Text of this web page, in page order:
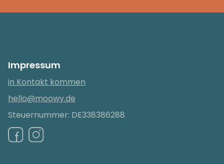
Impressum
in Kontakt kommen
hello@moowy.de
Steuernummer: DE338386288